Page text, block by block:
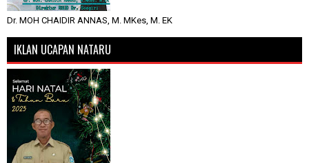
Dr. MOH CHAIDIR ANNAS, M. MKes, M. EK
IKLAN UCAPAN NATARU